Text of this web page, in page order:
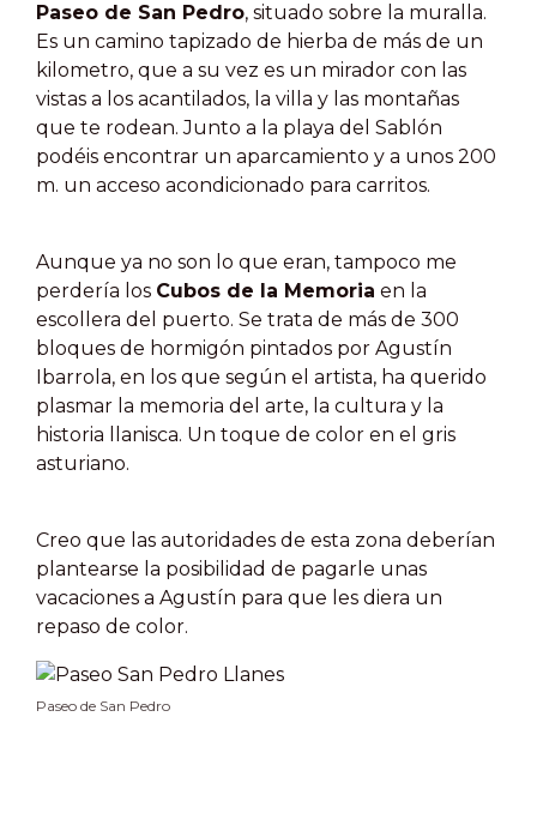
Paseo de San Pedro, situado sobre la muralla.
Es un camino tapizado de hierba de más de un
kilometro, que a su vez es un mirador con las
vistas a los acantilados, la villa y las montañas
que te rodean. Junto a la playa del Sablón
podéis encontrar un aparcamiento y a unos 200
m. un acceso acondicionado para carritos.
Aunque ya no son lo que eran, tampoco me
perdería los Cubos de la Memoria en la
escollera del puerto. Se trata de más de 300
bloques de hormigón pintados por Agustín
Ibarrola, en los que según el artista, ha querido
plasmar la memoria del arte, la cultura y la
historia llanisca. Un toque de color en el gris
asturiano.
Creo que las autoridades de esta zona deberían
plantearse la posibilidad de pagarle unas
vacaciones a Agustín para que les diera un
repaso de color.
Paseo de San Pedro